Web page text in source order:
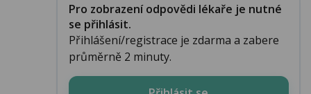
Pro zobrazení odpovědi lékaře je nutné
se přihlásit.
Přihlášení/registrace je zdarma a zabere
průměrně 2 minuty.